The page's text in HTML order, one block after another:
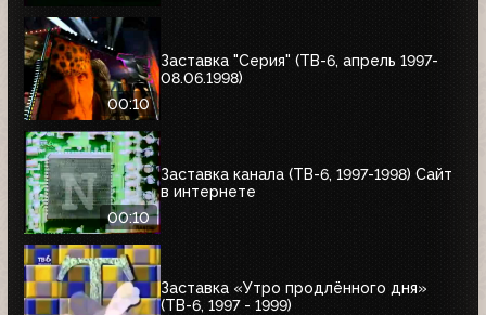
00:10
Заставка "Серия" (ТВ-6, апрель 1997-
08.06.1998)
00:10
Заставка канала (ТВ-6, 1997-1998) Сайт
в интернете
Заставка «Утро продлённого дня»
(ТВ-6, 1997 - 1999)